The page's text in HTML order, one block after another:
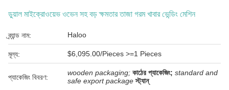
ডুয়াল মাইক্রোওয়েভ ওভেন সহ বড় ক্ষমতার তাজা গরম খাবার ভেন্ডিং মেশিন
ব্র্যান্ড নাম: Haloo
মূল্য: $6,095.00/Pieces >=1 Pieces
প্যাকেজিং বিবরণ:
wooden packaging; কাঠের প্যাকেজিং; standard and
safe export package স্ট্যান্